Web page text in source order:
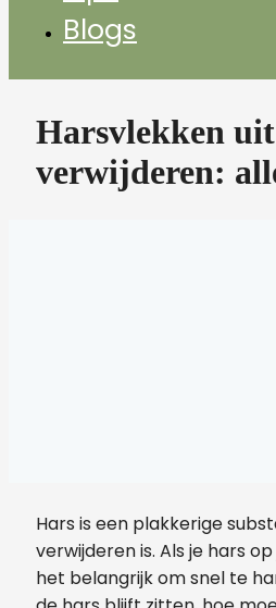
Blogs
Harsvlekken
verwijderen:
Hars is een plakkerige
verwijderen is. Als je hars
het belangrijk om snel te